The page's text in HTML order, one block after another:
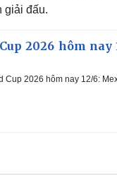
giải đấu.
2026 hôm
Cup 2026 hôm nay 12/6: